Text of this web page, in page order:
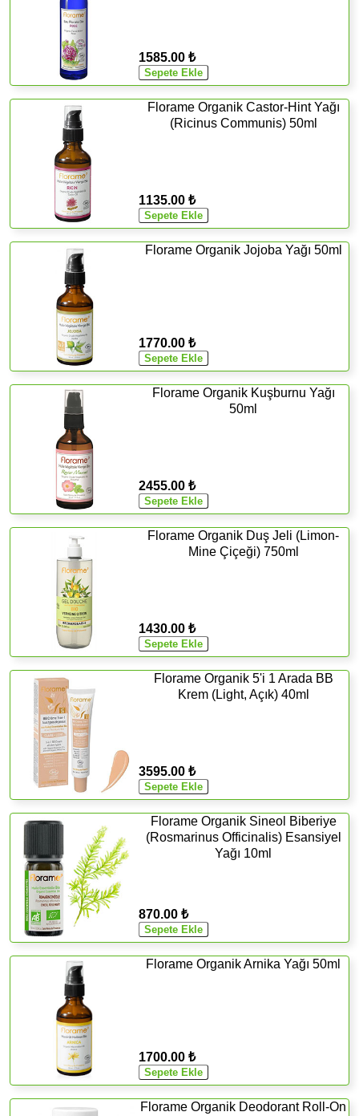
1585.00 ₺
Florame Organik Castor-Hint Yağı
(Ricinus Communis) 50ml
1135.00 ₺
Florame Organik Jojoba Yağı 50ml
1770.00 ₺
Florame Organik Kuşburnu Yağı
50ml
2455.00 ₺
Florame Organik Duş Jeli (Limon-
Mine Çiçeği) 750ml
1430.00 ₺
Florame Organik 5'i 1 Arada BB
Krem (Light, Açık) 40ml
3595.00 ₺
Florame Organik Sineol Biberiye
(Rosmarinus Officinalis) Esansiyel
Yağı 10ml
870.00 ₺
Florame Organik Arnika Yağı 50ml
1700.00 ₺
Florame Organik Deodorant Roll-On